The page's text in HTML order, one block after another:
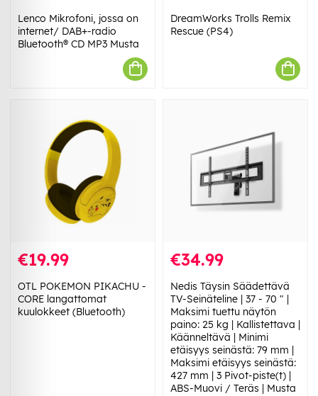
Lenco Mikrofoni, jossa on
internet/ DAB+-radio
Bluetooth® CD MP3 Musta
DreamWorks Trolls Remix
Rescue (PS4)
€19.99
OTL POKEMON PIKACHU -
CORE langattomat
kuulokkeet (Bluetooth)
€34.99
Nedis Täysin Säädettävä
TV-Seinäteline | 37 - 70 " |
Maksimi tuettu näytön
paino: 25 kg | Kallistettava |
Käänneltävä | Minimi
etäisyys seinästä: 79 mm |
Maksimi etäisyys seinästä:
427 mm | 3 Pivot-piste(t) |
ABS-Muovi / Teräs | Musta